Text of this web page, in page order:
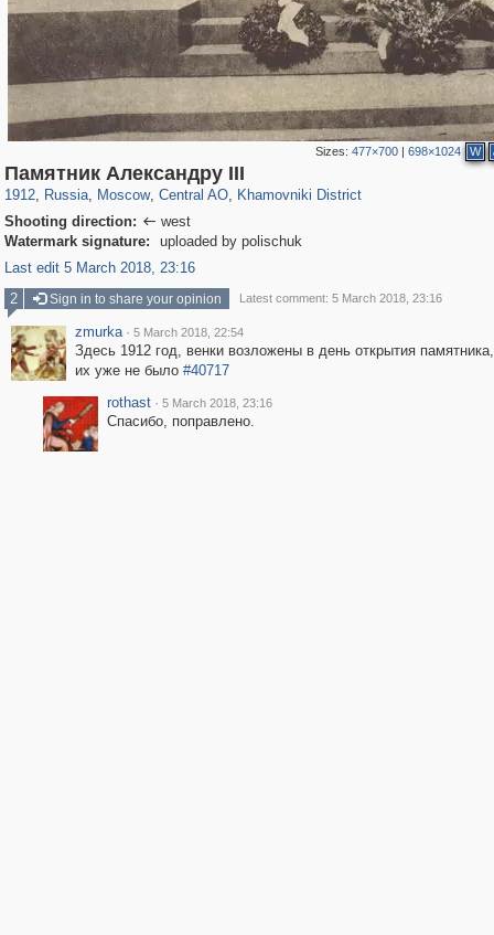
Sizes: 477×700| 698×1024 W
Памятник Александру III
1912, Russia
1,406,450 29,243
, Moscow
319,780 8,286
, Central AO
159,978 5,916
, Khamovniki District
19,394
Shooting direction:  west
Watermark signature:
uploaded by polischuk
Last edit 5 March 2018, 23:16
2
Sign in to share your opinion Latest comment: 5 March 2018, 23:16
zmurka · 5 March 2018, 22:54
Здесь 1912 год, венки возложены в день открытия
их уже не было #40717
rothast · 5 March 2018, 23:16
Спасибо, поправлено.